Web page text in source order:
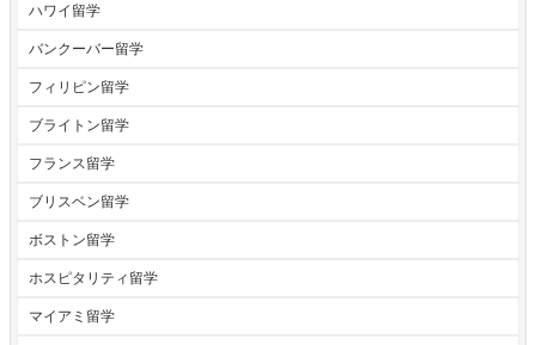
ハワイ留学
バンクーバー留学
フィリピン留学
ブライトン留学
フランス留学
ブリスベン留学
ボストン留学
ホスピタリティ留学
マイアミ留学